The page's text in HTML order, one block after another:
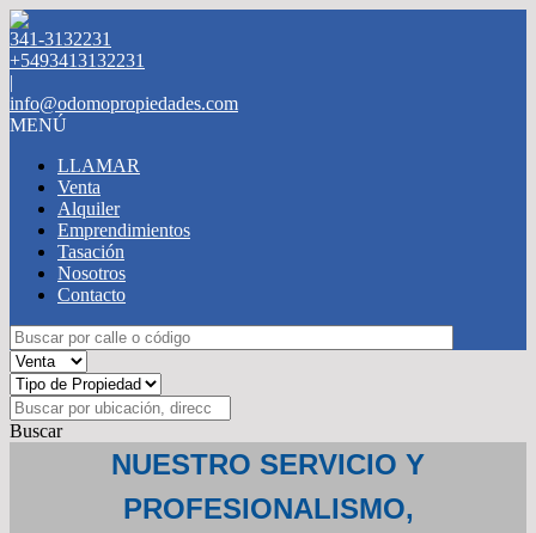
341-3132231
+5493413132231
|
info@odomopropiedades.com
MENÚ
LLAMAR
Venta
Alquiler
Emprendimientos
Tasación
Nosotros
Contacto
Buscar
NUESTRO SERVICIO Y
PROFESIONALISMO,